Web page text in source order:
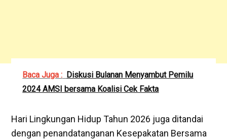
Baca Juga : Diskusi Bulanan Menyambut Pemilu
2024 AMSI bersama Koalisi Cek Fakta
Hari Lingkungan Hidup Tahun 2026 juga ditandai
dengan penandatanganan Kesepakatan Bersama